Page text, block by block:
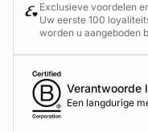
Exclusieve voordelen
Uw eerste 100
worden u aangeboden
Verantwoorde
Een langdurige